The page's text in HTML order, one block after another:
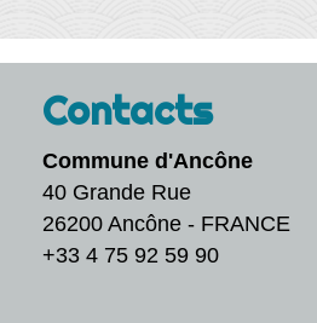
Contacts
Commune d'Ancône
40 Grande Rue
26200 Ancône - FRANCE
+33 4 75 92 59 90